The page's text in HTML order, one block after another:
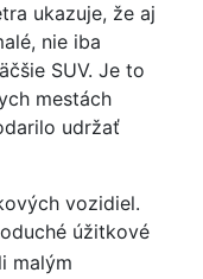
ukazuje, že aj
nie iba
SUV. Je to
mestách
udržať
vozidiel.
úžitkové
malým